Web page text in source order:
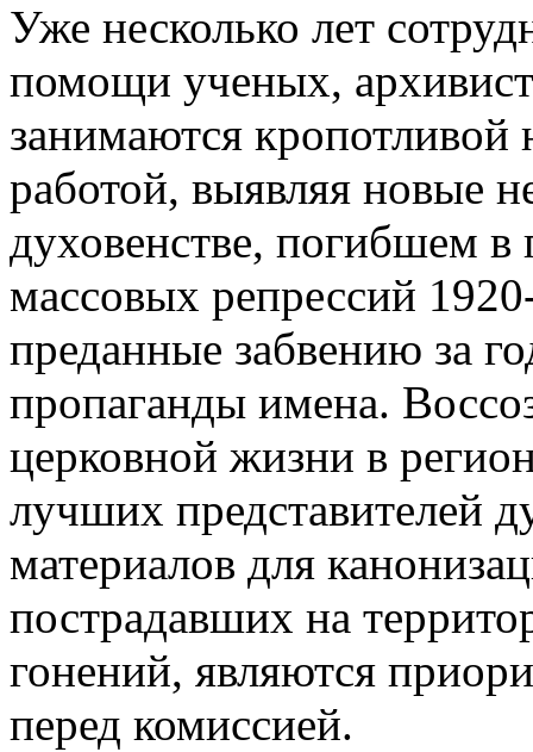
Уже несколько лет
помощи ученых,
занимаются кропотливой
работой, выявляя новые
духовенстве, погибшем
массовых репрессий
преданные забвению за
пропаганды имена.
церковной жизни в
лучших представителей
материалов для
пострадавших на
гонений, являются
перед комиссией.